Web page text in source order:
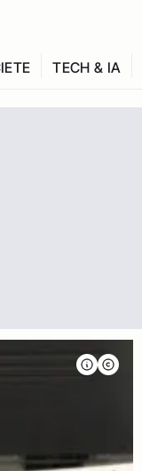
TECH & IA